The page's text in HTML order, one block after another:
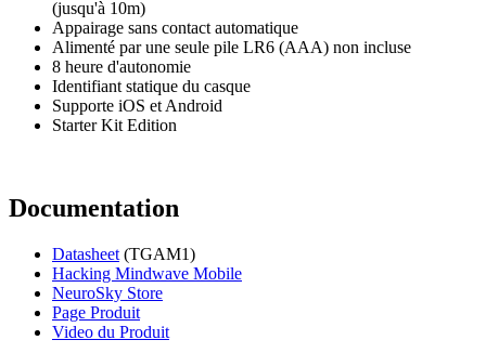
(jusqu'à 10m)
Appairage sans contact automatique
Alimenté par une seule pile LR6 (AAA) non incluse
8 heure d'autonomie
Identifiant statique du casque
Supporte iOS et Android
Starter Kit Edition
Documentation
Datasheet (TGAM1)
Hacking Mindwave Mobile
NeuroSky Store
Page Produit
Video du Produit